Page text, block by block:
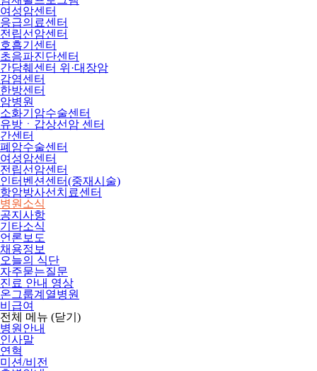
여성암센터
응급의료센터
전립선암센터
호흡기센터
초음파진단센터
간담췌센터 위·대장암
감염센터
한방센터
암병원
소화기암수술센터
유방ㆍ갑상선암 센터
간센터
폐암수술센터
여성암센터
전립선암센터
인터벤션센터(중재시술)
항암방사선치료센터
병원소식
공지사항
기타소식
언론보도
채용정보
오늘의 식단
자주묻는질문
진료 안내 영상
온그룹계열병원
비급여
전체 메뉴 (닫기)
병원안내
인사말
연혁
미션/비전